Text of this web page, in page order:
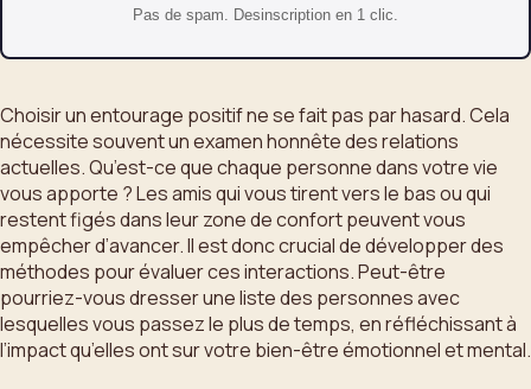
Pas de spam. Desinscription en 1 clic.
Choisir un entourage positif ne se fait pas par hasard. Cela
nécessite souvent un examen honnête des relations
actuelles. Qu’est-ce que chaque personne dans votre vie
vous apporte ? Les amis qui vous tirent vers le bas ou qui
restent figés dans leur zone de confort peuvent vous
empêcher d’avancer. Il est donc crucial de développer des
méthodes pour évaluer ces interactions. Peut-être
pourriez-vous dresser une liste des personnes avec
lesquelles vous passez le plus de temps, en réfléchissant à
l’impact qu’elles ont sur votre bien-être émotionnel et mental.